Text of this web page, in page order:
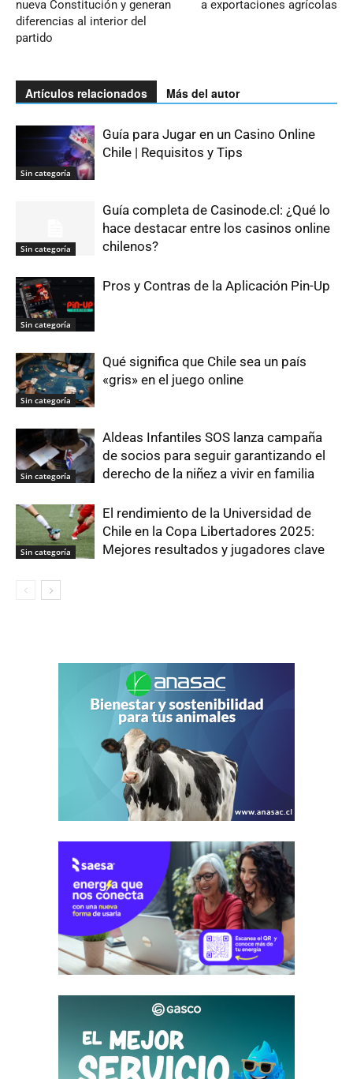
nueva Constitución y generan
diferencias al interior del
partido
a exportaciones agrícolas
Artículos relacionados Más del autor
Sin categoría
Guía para Jugar en un Casino Online
Chile | Requisitos y Tips
Sin categoría
Guía completa de Casinode.cl: ¿Qué lo
hace destacar entre los casinos online
chilenos?
Sin categoría
Pros y Contras de la Aplicación Pin-Up
Sin categoría
Qué significa que Chile sea un país
«gris» en el juego online
Sin categoría
Aldeas Infantiles SOS lanza campaña
de socios para seguir garantizando el
derecho de la niñez a vivir en familia
Sin categoría
El rendimiento de la Universidad de
Chile en la Copa Libertadores 2025:
Mejores resultados y jugadores clave